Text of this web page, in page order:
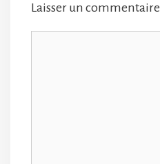
Laisser un commentaire